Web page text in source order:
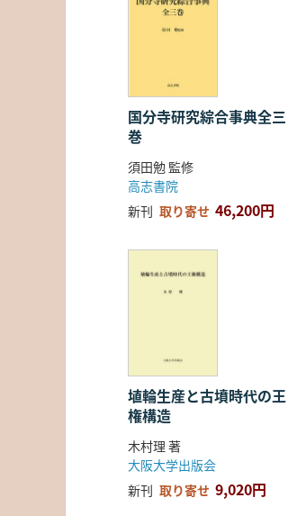
国分寺研究綜合事典全三
巻
須田勉 監修
高志書院
新刊 取り寄せ 46,200円
埴輪生産と古墳時代の王
権構造
木村理 著
大阪大学出版会
新刊 取り寄せ 9,020円